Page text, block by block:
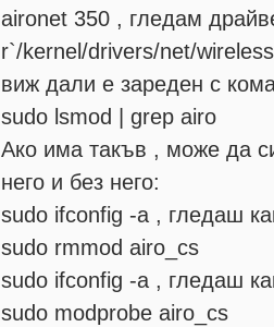
aironet 350 , гледам
r`/kernel/drivers/net/
виж дали е зареден с
sudo lsmod | grep airo
Ако има такъв , може да
него и без него:
sudo ifconfig -a , гледаш
sudo rmmod airo_cs
sudo ifconfig -a , гледаш
sudo modprobe airo_cs